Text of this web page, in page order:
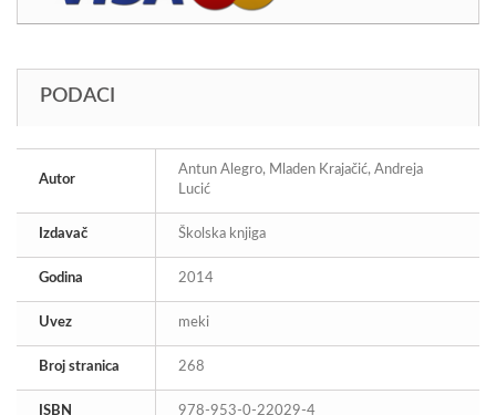
PODACI
Autor
Antun Alegro, Mladen Krajačić, Andreja
Lucić
Izdavač Školska knjiga
Godina 2014
Uvez meki
Broj stranica 268
ISBN 978-953-0-22029-4